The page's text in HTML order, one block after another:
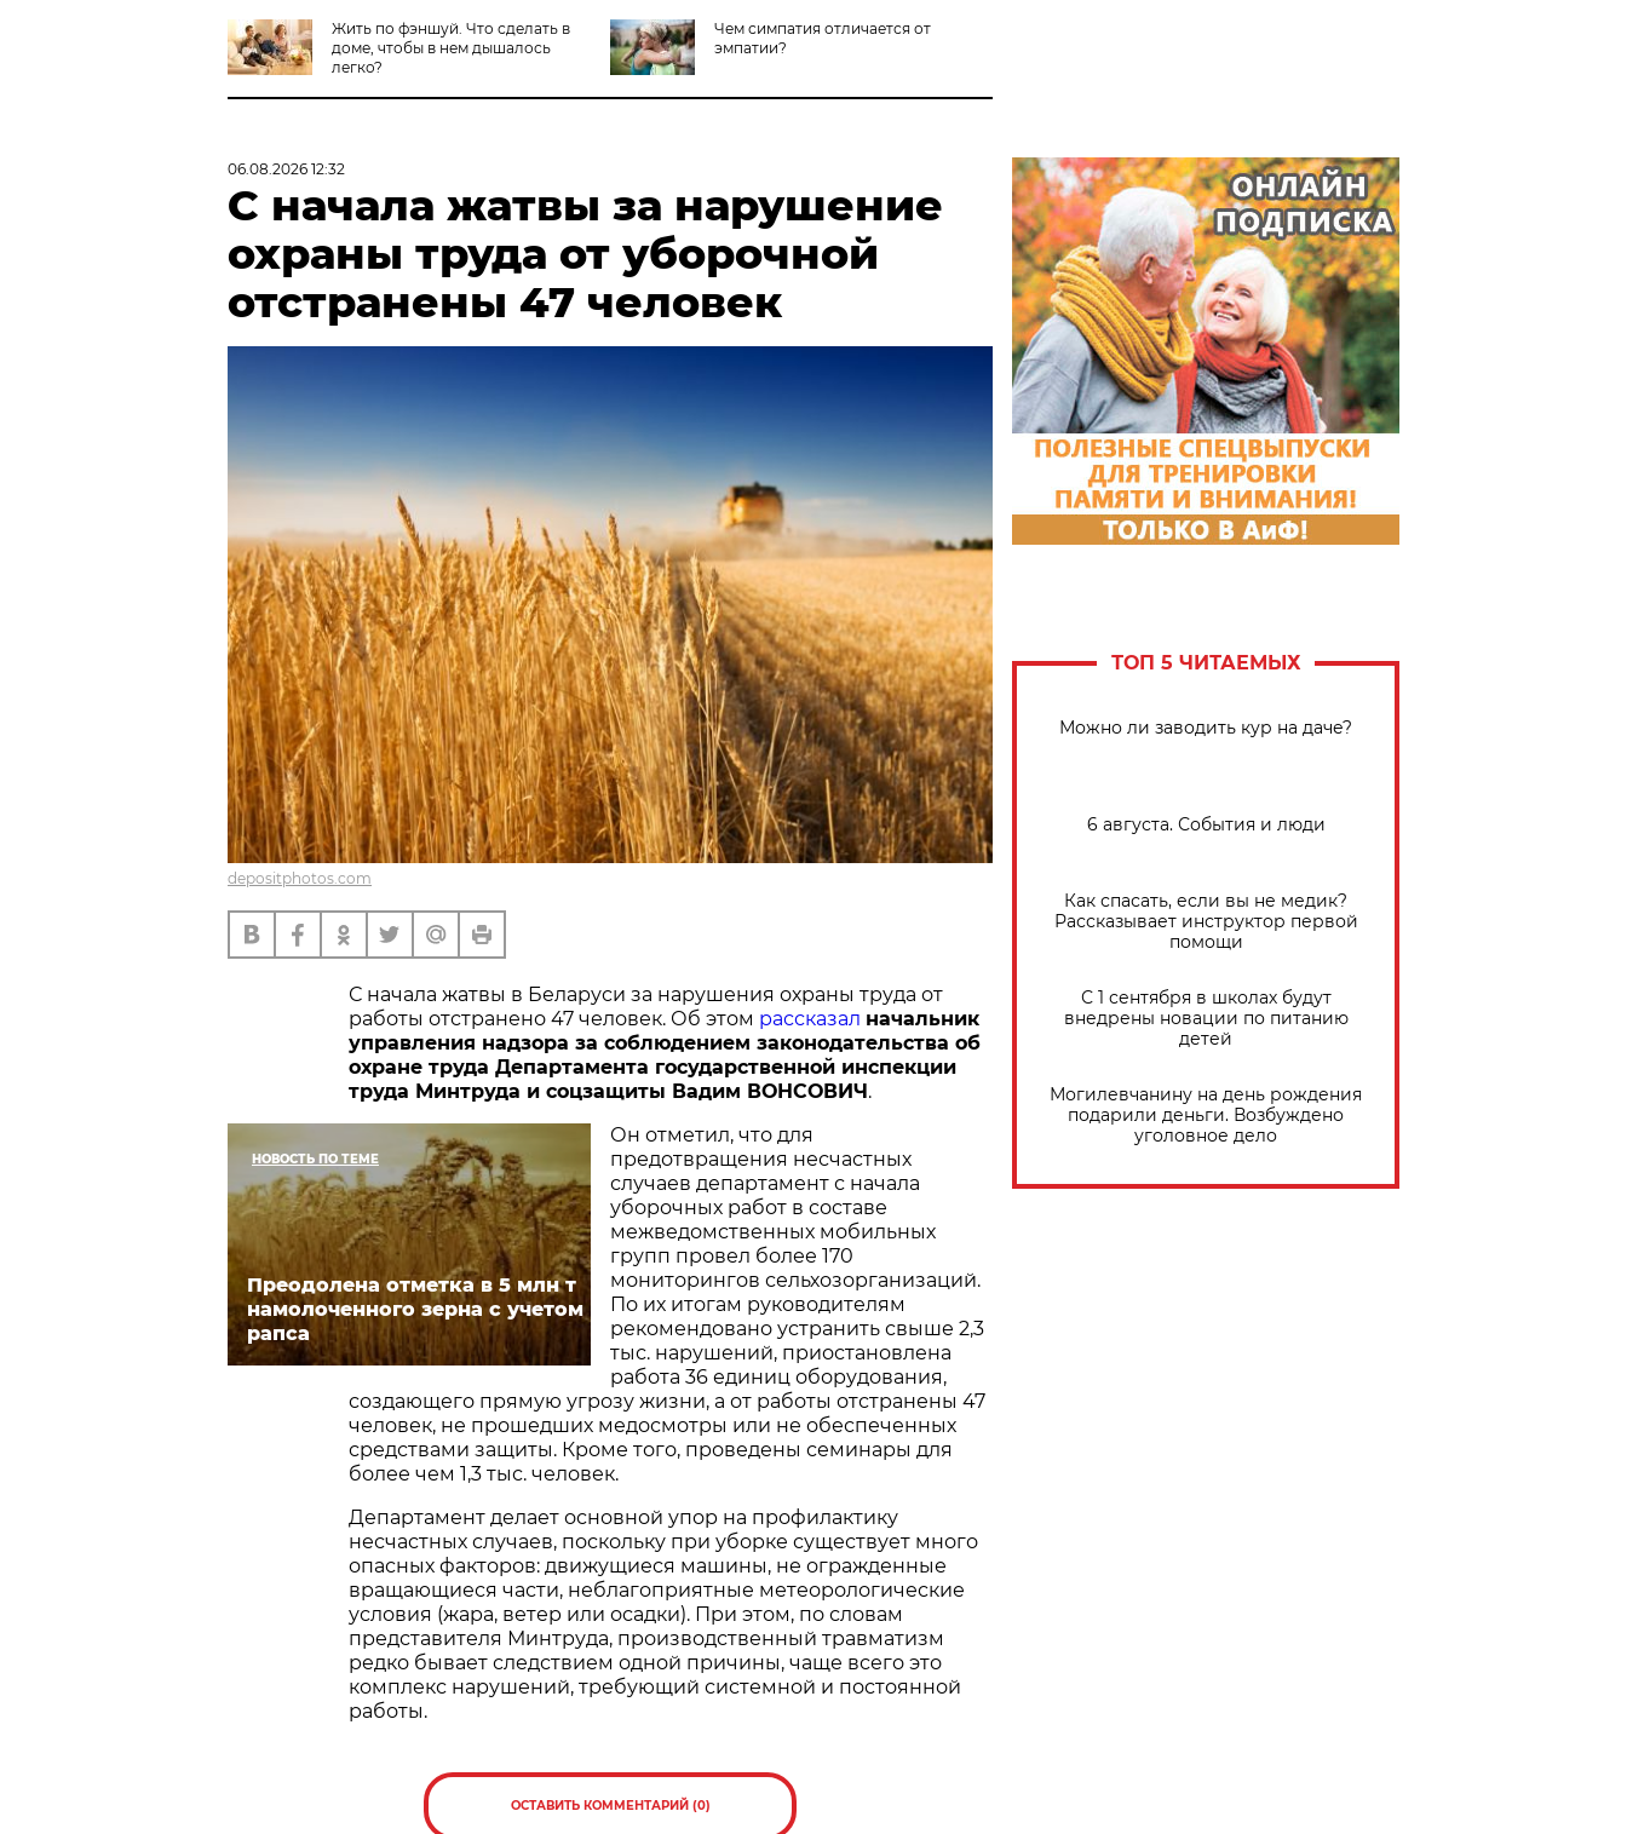
Жить по фэншуй. Что сделать в
доме, чтобы в нем дышалось
легко?
Чем симпатия отличается от
эмпатии?
06.08.2026 12:32
С начала жатвы за нарушение
охраны труда от уборочной
отстранены 47 человек
depositphotos.com
С начала жатвы в Беларуси за нарушения охраны труда от
работы отстранено 47 человек. Об этом рассказал начальник
управления надзора за соблюдением законодательства об
охране труда Департамента государственной инспекции
труда Минтруда и соцзащиты Вадим ВОНСОВИЧ .
НОВОСТЬ ПО ТЕМЕ
Преодолена отметка в 5 млн т
намолоченного зерна с учетом
рапса
Он отметил, что для
предотвращения несчастных
случаев департамент с начала
уборочных работ в составе
межведомственных мобильных
групп провел более 170
мониторингов сельхозорганизаций.
По их итогам руководителям
рекомендовано устранить свыше 2,3
тыс. нарушений, приостановлена
работа 36 единиц оборудования,
создающего прямую угрозу жизни, а от работы отстранены 47
человек, не прошедших медосмотры или не обеспеченных
средствами защиты. Кроме того, проведены семинары для
более чем 1,3 тыс. человек.
Департамент делает основной упор на профилактику
несчастных случаев, поскольку при уборке существует много
опасных факторов: движущиеся машины, не огражденные
вращающиеся части, неблагоприятные метеорологические
условия (жара, ветер или осадки). При этом, по словам
представителя Минтруда, производственный травматизм
редко бывает следствием одной причины, чаще всего это
комплекс нарушений, требующий системной и постоянной
работы.
ОСТАВИТЬ КОММЕНТАРИЙ (0)
ТОП 5 ЧИТАЕМЫХ
Можно ли заводить кур на даче?
6 августа. События и люди
Как спасать, если вы не медик?
Рассказывает инструктор первой
помощи
С 1 сентября в школах будут
внедрены новации по питанию
детей
Могилевчанину на день рождения
подарили деньги. Возбуждено
уголовное дело